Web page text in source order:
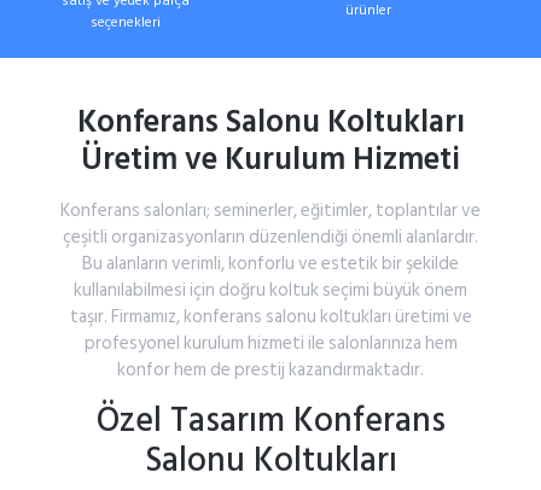
seçenekleri
ürünler
KonferansSalonu Koltukları
ÜretimveKurulum Hizmeti
Konferans salonları; seminerler,eğitimler,toplantılarve
çeşitli organizasyonların düzenlendiği önemli alanlardır.
Bu alanlarınverimli,konforluveestetikbirşekilde
kullanılabilmesi için doğru koltukseçimi büyükönem
taşır. Firmamız,konferans salonu koltukları üretimive
profesyonel kurulum hizmeti ile salonlarınıza hem
konforhem de prestij kazandırmaktadır.
Özel Tasarım Konferans
Salonu Koltukları